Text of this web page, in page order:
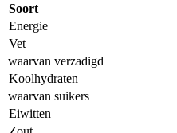
Soort
Energie
Vet
waarvan verzadigd
Koolhydraten
waarvan suikers
Eiwitten